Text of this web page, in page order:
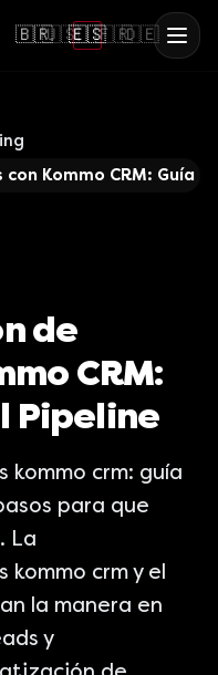
🇧🇷🇺🇸🇪🇸🇫🇷🇩🇪
Kommo CRM: Guía
de
CRM:
Pipeline
crm: guía
para que
La
crm y el
la manera en
y